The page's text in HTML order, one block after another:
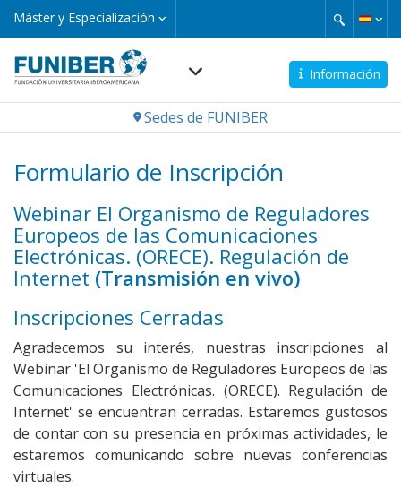
Pasar
principal
Máster y Especialización
Máster
y
Información
Navegación
Sedes de FUNIBER
Formulario de Inscripción
Webinar El Organismo de Reguladores
Europeos de las Comunicaciones
Electrónicas. (ORECE). Regulación de
Internet (Transmisión en vivo)
Inscripciones Cerradas
Agradecemos su interés, nuestras inscripciones al
Webinar 'El Organismo de Reguladores Europeos de las
Comunicaciones Electrónicas. (ORECE). Regulación de
Internet' se encuentran cerradas. Estaremos gustosos
de contar con su presencia en próximas actividades, le
estaremos comunicando sobre nuevas conferencias
virtuales.